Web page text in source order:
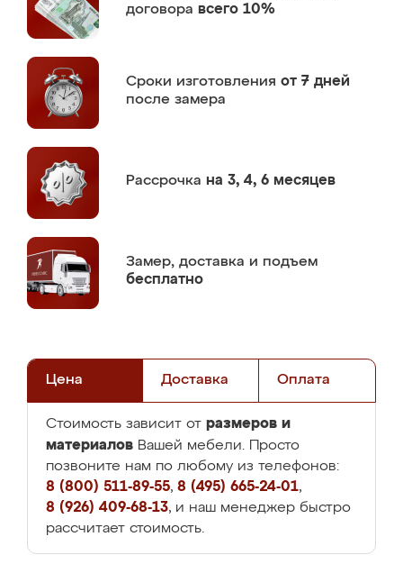
договора всего 10%
Сроки изготовления от 7 дней
после замера
Рассрочка на 3, 4, 6 месяцев
Замер, доставка и подъем
бесплатно
Цена Доставка Оплата
Стоимость зависит от размеров и
материалов Вашей мебели. Просто
позвоните нам по любому из телефонов:
8 (800) 511-89-55, 8 (495) 665-24-01,
8 (926) 409-68-13, и наш менеджер быстро
рассчитает стоимость.